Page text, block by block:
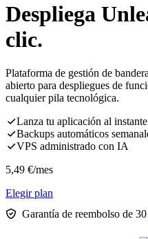
Despliega
clic.
Plataforma de gestión de
abierto para despliegues de
cualquier pila tecnológica.
Lanza tu aplicación al instante
Backups automáticos
VPS administrado con IA
5,49 €/mes
Elegir plan
Garantía de reembolso de